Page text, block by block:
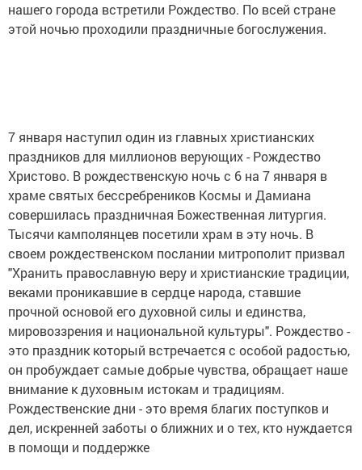
нашего города встретили Рождество. По всей стране
этой ночью проходили праздничные богослужения.
7 января наступил один из главных христианских
праздников для миллионов верующих - Рождество
Христово. В рождественскую ночь с 6 на 7 января в
храме святых бессребреников Космы и Дамиана
совершилась праздничная Божественная литургия.
Тысячи камполянцев посетили храм в эту ночь. В
своем рождественском послании митрополит призвал
"Хранить православную веру и христианские традиции,
веками проникавшие в сердце народа, ставшие
прочной основой его духовной силы и единства,
мировоззрения и национальной культуры". Рождество -
это праздник который встречается с особой радостью,
он пробуждает самые добрые чувства, обращает наше
внимание к духовным истокам и традициям.
Рождественские дни - это время благих поступков и
дел, искренней заботы о ближних и о тех, кто нуждается
в помощи и поддержке